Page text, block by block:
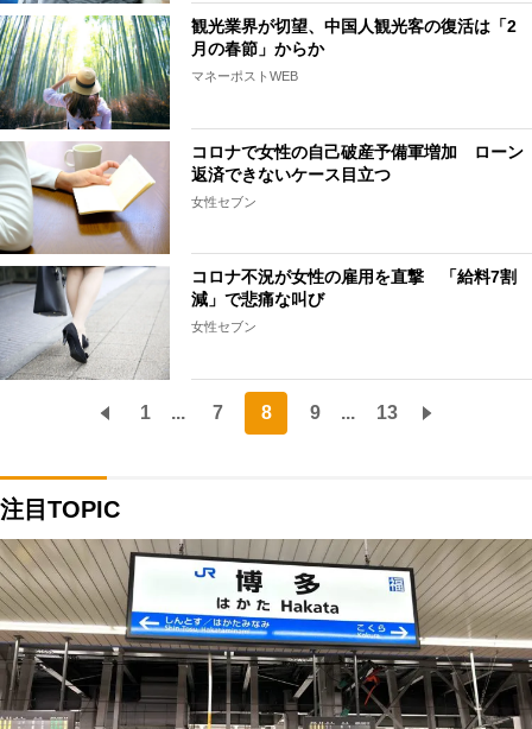
観光業界が切望、中国人観光客の復活は「2
月の春節」からか
マネーポストWEB
コロナで女性の自己破産予備軍増加 ローン
返済できないケース目立つ
女性セブン
コロナ不況が女性の雇用を直撃 「給料7割
減」で悲痛な叫び
女性セブン
1 ... 7 8 9 ... 13
注目TOPIC